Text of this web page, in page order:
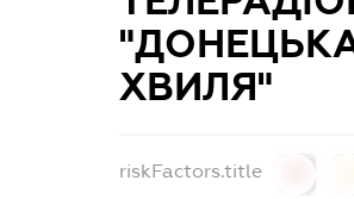
ХВИЛЯ"
riskFactors.title